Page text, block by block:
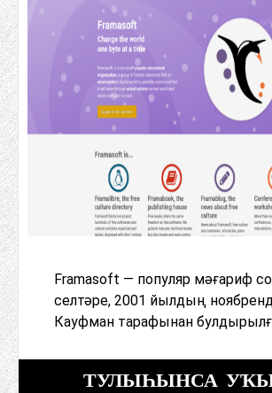
Framasoft — популяр мәғариф
селтәре, 2001 йылдың
Кауфман тарафынан
ТУЛЫҺЫНСА